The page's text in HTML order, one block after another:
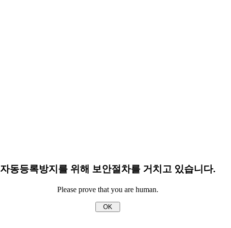
자동등록방지를 위해 보안절차를 거치고 있습니다.
Please prove that you are human.